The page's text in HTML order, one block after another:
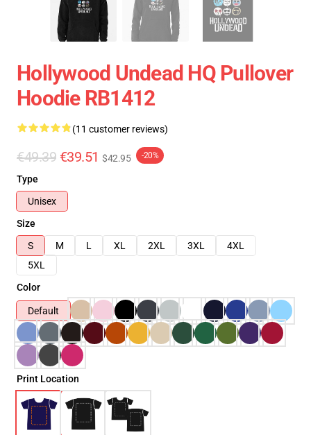
Hollywood Undead HQ Pullover
Hoodie RB1412
(11 customer reviews)
€49.39 €39.51 $42.95 -20%
Type
Unisex
Size
S
M L XL 2XL 3XL
4XL
5XL
Color
Default
Print Location